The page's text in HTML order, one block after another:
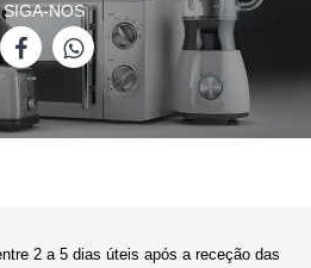
SIGA-NOS
2 a 5 dias úteis após a receção das